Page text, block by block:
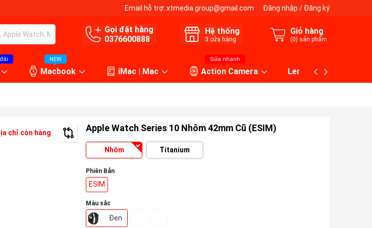
Email hỗ trợ: xtmedia.group@gmail.com Đăng nhập / Đăng ký
Gọi đặt hàng
0376600888
Hệ thống
3 cửa hàng
Giỏ hàng
(0) sản phẩm
NEW
Macbook iMac | Mac
Sửa nhanh
Action Camera Lens máy ảnh
chỉ còn hàng Apple Watch Series 10 Nhôm 42mm Cũ (ESIM)
Nhôm Titanium
Phiên Bản
ESIM
Màu sắc
Đen